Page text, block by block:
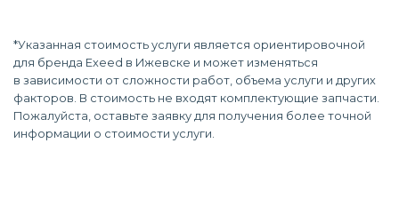
*Указанная стоимость услуги является ориентировочной
для бренда Exeed в Ижевске и может изменяться
в зависимости от сложности работ, объема услуги и других
факторов. В стоимость не входят комплектующие запчасти.
Пожалуйста, оставьте заявку для получения более точной
информации о стоимости услуги.